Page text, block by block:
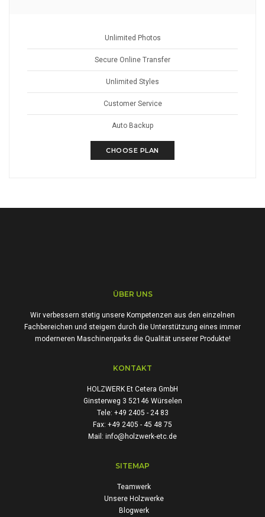
Unlimited Photos
Secure Online Transfer
Unlimited Styles
Customer Service
Auto Backup
CHOOSE PLAN
ÜBER UNS
Wir verbessern stetig unsere Kompetenzen aus den einzelnen
Fachbereichen und steigern durch die Unterstützung eines immer
moderneren Maschinenparks die Qualität unserer Produkte!
KONTAKT
HOLZWERK Et Cetera GmbH
Ginsterweg 3 52146 Würselen
Tele: +49 2405 - 24 83
Fax: +49 2405 - 45 48 75
Mail: info@holzwerk-etc.de
SITEMAP
Teamwerk
Unsere Holzwerke
Blogwerk